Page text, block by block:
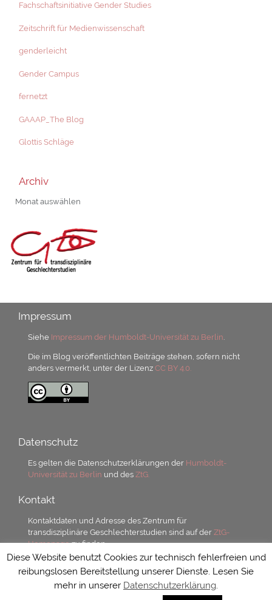
Fachschaftsinitiative Gender Studies
Zeitschrift für Medienwissenschaft
genderleicht
Gender Campus
fernetzt
GAAAP_The Blog
Glottis Schläge
Archiv
Archiv
Impressum
Siehe Impressum der Humboldt-Universität zu Berlin
Die im Blog veröffentlichten Beiträge stehen, sofern nicht
anders vermerkt, unter der LizenzCC BY 4.0.
Datenschutz
Es gelten die Datenschutzerklärungen der Humboldt-
Universität zu Berlin und desZtG.
Kontakt
Kontaktdaten und Adresse des Zentrum für
transdisziplinäre Geschlechterstudien sind auf derZtG-
Homepagezu finden.
Diese Website benutzt Cookies zur technisch fehlerfreien und
reibungslosen Bereitstellung unserer Dienste. Lesen Sie
mehr in unserer Datenschutzerklärung.